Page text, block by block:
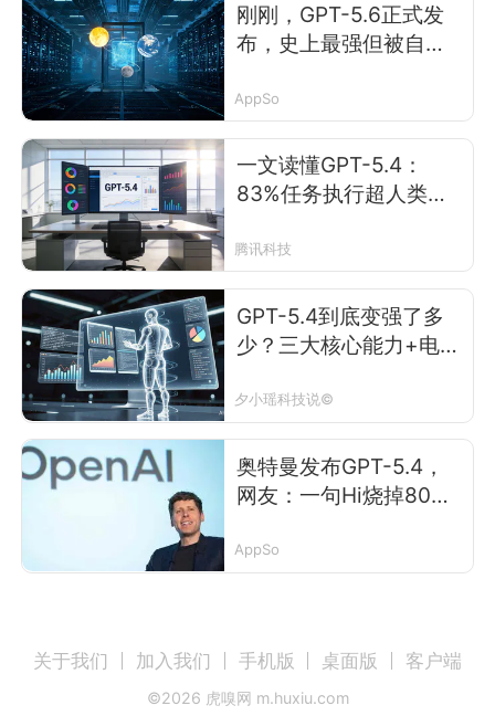
刚刚，GPT-5.6正式发
布，史上最强但被自己
AppSo
一文读懂GPT-5.4：
83%任务执行超人类专
烧完了
腾讯科技
GPT-5.4到底变强了多
少？三大核心能力+电脑
夕小瑶科技说©
奥特曼发布GPT-5.4，
网友：一句Hi烧掉80美
AppSo
关于我们 加入我们 手机版 桌面版 客户端
©2026 虎嗅网 m.huxiu.com